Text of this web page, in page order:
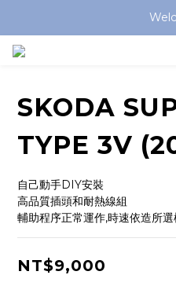
SKODA
TYPE 3V
自己動手DIY安裝
高品質插頭和耐熱線組
輔助程序正常運作,時速依造所
NT$9,000